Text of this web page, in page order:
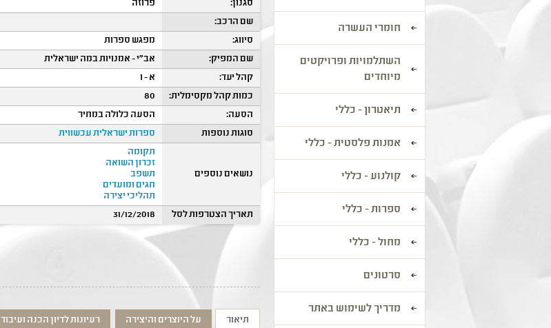
סגנון:
פרוזה
שם הרכב:
סיווג:
מפגש ספרות
שם המפיק:
אב"י - אמנויות במה ישראלית
קהל יעד:
א - ו
כמות קהל מקסימלית:
80
הסעה:
הסעה כלולה במחיר
סוגות נוספות
ספרות ישראלית עכשווית
נושאים נוספים
תקומה
זכרון השואה
תשפב
חגים ומועדים
תהליכי יצירה
תאריך הצטרפות לסל
31/12/2018
תיאור על היוצרים והיצירה רעיונות לדיון הכנה ועיבוד
חומרי העשרה
השתלמויות ופרויקטים
מיוחדים
תיאטרון - כללי
אמנות פלסטית - כללי
קולנוע - כללי
ספרות - כללי
מחול - כללי
סרטונים
מדריך לשימוש באתר